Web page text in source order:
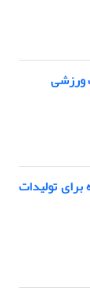
ورزشی
تولیدات